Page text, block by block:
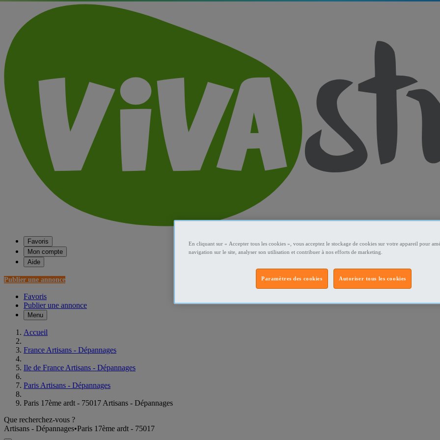
Favoris
Mon compte
Aide
Publier une annonce
Favoris
Publier une annonce
Menu
Accueil
France Artisans - Dépannages
Ile de France Artisans - Dépannages
Paris Artisans - Dépannages
Paris 17ème ardt - 75017 Artisans - Dépannages
Que recherchez-vous ?
Artisans - Dépannages•Paris 17ème ardt - 75017
En cliquant sur « Accepter tous les cookies », vous acceptez le stockage de cookies sur votre appareil pour
navigation sur le site, analyser son utilisation et contribuer à nos efforts de marketing.
Autoriser tous les cookies
Paramètres des cookies